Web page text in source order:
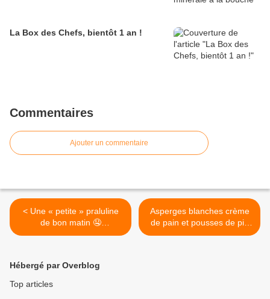
La Box des Chefs, bientôt 1 an !
Commentaires
Ajouter un commentaire
< Une « petite » praluline
de bon matin 🤤
@maisonpralus Bonne
#petitdejeuner #happyfood
#gourmandise #yummy
Asperges blanches crème
de pain et pousses de pin
fraîches 👌 Découverte de
Hébergé par Overblog
Top articles